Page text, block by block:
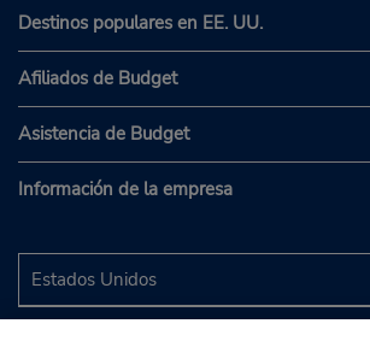
Destinos populares en EE. UU.
Afiliados de Budget
Asistencia de Budget
Información de la empresa